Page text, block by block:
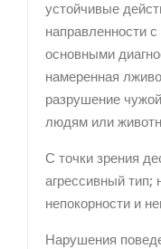
устойчивые
направленности
основными
намеренная
разрушение
людям или
С точки зрения
агрессивный тип;
непокорности и
Нарушения